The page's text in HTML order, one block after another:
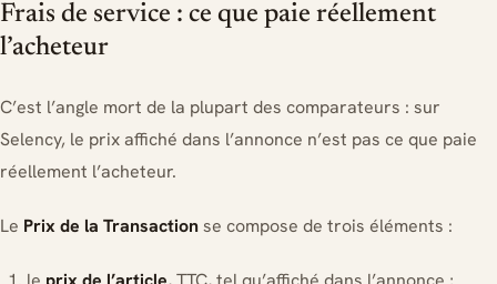
Frais de service : ce que paie réellement
l’acheteur
C’est l’angle mort de la plupart des comparateurs : sur
Selency, le prix affiché dans l’annonce n’est pas ce que paie
réellement l’acheteur.
Le Prix de la Transactionse compose de trois éléments :